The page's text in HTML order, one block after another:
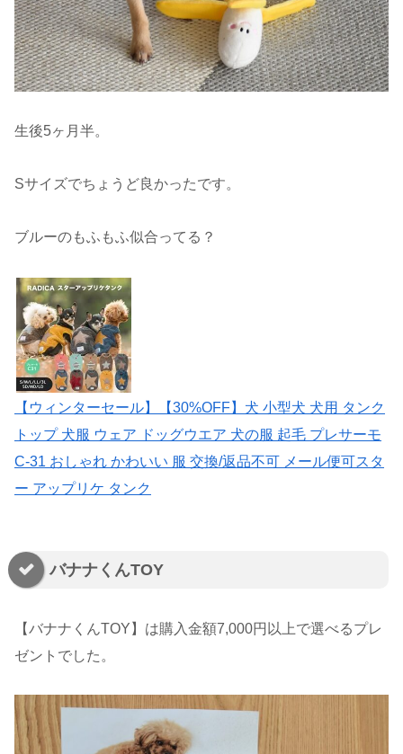
生後5ヶ月半。
Sサイズでちょうど良かったです。
ブルーのもふもふ似合ってる？
【ウィンターセール】【30%OFF】犬 小型犬 犬用 タンク
トップ 犬服 ウェア ドッグウエア 犬の服 起毛 プレサーモ
C-31 おしゃれ かわいい 服 交換/返品不可 メール便可スタ
ー アップリケ タンク
バナナくんTOY
【バナナくんTOY】は購入金額7,000円以上で選べるプレ
ゼントでした。